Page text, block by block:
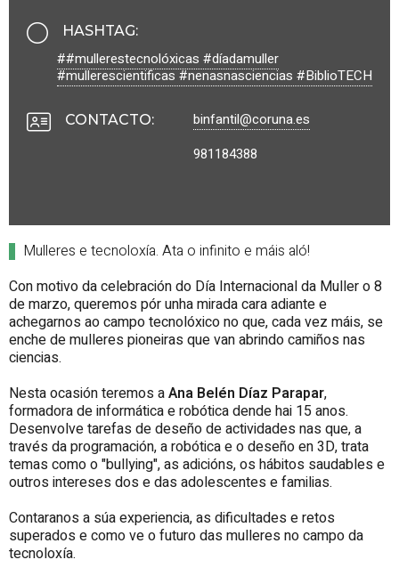
HASHTAG:
##mullerestecnolóxicas #díadamuller
#mullerescientificas #nenasnasciencias #BiblioTECH
CONTACTO:
binfantil@coruna.es
981184388
Mulleres e tecnoloxía. Ata o infinito e máis aló!
Con motivo da celebración do Día Internacional da Muller o 8
de marzo, queremos pór unha mirada cara adiante e
achegarnos ao campo tecnolóxico no que, cada vez máis, se
enche de mulleres pioneiras que van abrindo camiños nas
ciencias.
Nesta ocasión teremos aAna Belén Díaz Parapar,
formadora de informática e robótica dende hai 15 anos.
Desenvolve tarefas de deseño de actividades nas que, a
través da programación, a robótica e o deseño en 3D, trata
temas como o "bullying", as adicións, os hábitos saudables e
outros intereses dos e das adolescentes e familias.
Contaranos a súa experiencia, as dificultades e retos
superados e como ve o futuro das mulleres no campo da
tecnoloxía.